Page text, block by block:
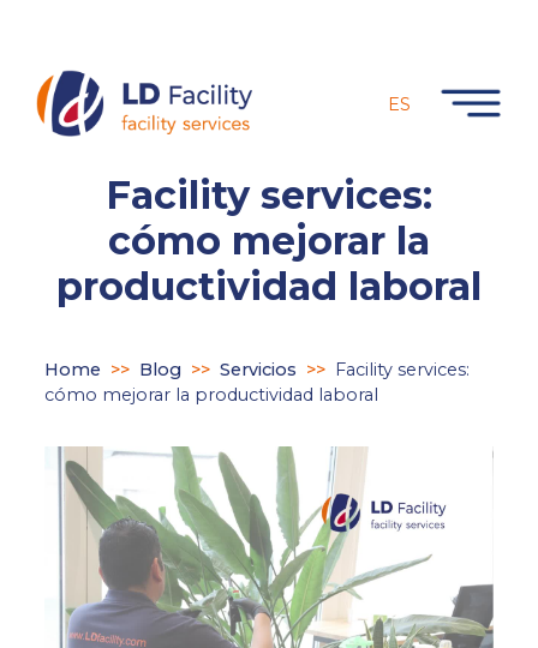
ES
Facility services:
cómo mejorar la
productividad laboral
Home >> Blog >> Servicios >> Facility services:
cómo mejorar la productividad laboral